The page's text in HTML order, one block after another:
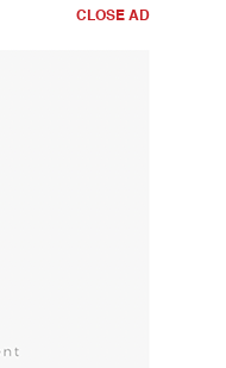
CLOSE AD